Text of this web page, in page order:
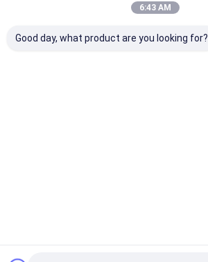
সাইট ম্যাপ
গোপনীয়তা নীতি
Ltd. All Rights Reserved.
6:43 AM
Good day, what product are you looking for?